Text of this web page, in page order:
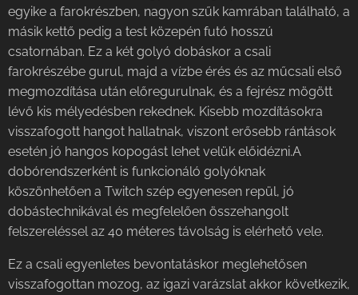
egyike a farokrészben, nagyon szűk kamrában található, a
másik kettő pedig a test közepén futó hosszú
csatornában. Ez a két golyó dobáskor a csali
farokrészébe gurul, majd a vízbe érés és az műcsali első
megmozdítása után előregurulnak, és a fejrész mögött
lévő kis mélyedésben rekednek. Kisebb mozdításokra
visszafogott hangot hallatnak, viszont erősebb rántások
esetén jó hangos kopogást lehet velük előidézni.A
dobórendszerként is funkcionáló golyóknak
köszönhetően a Twitch szép egyenesen repül, jó
dobástechnikával és megfelelően összehangolt
felszereléssel az 40 méteres távolság is elérhető vele.
Ez a csali egyenletes bevontatáskor meglehetősen
visszafogottan mozog, az igazi varázslat akkor következik,